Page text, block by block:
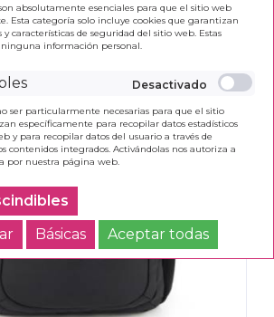
absolutamente esenciales para que el sitio web
Esta categoría solo incluye cookies que garantizan
y características de seguridad del sitio web. Estas
información personal.
ser particularmente necesarias para que el sitio
específicamente para recopilar datos estadísticos
y para recopilar datos del usuario a través de
contenidos integrados. Activándolas nos autoriza a
por nuestra página web.
Básicas Aceptar todas